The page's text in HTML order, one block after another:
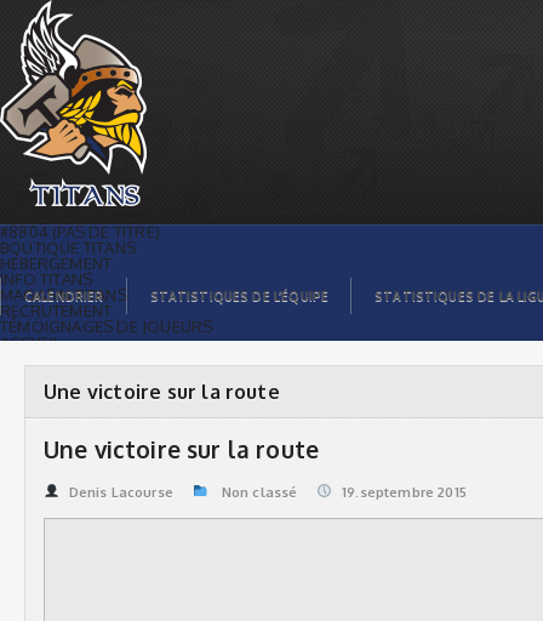
Une victoire sur la route | Titans de
témiscaming
#8804 (PAS DE TITRE)
BOUTIQUE TITANS
HÉBERGEMENT
INFO TITANS
MAGASIN TITANS
RECRUTEMENT
TÉMOIGNAGES DE JOUEURS
ACCUEIL
GALERIE PHOTOS
STATISTIQUES
ORGANISATION
CALENDRIER
COMMANDITAIRES
STATISTIQUES DE LA LIGUE
CALENDRIER STATISTIQUES DE L’ÉQUIPE STATISTIQUES DE LA
Une victoire sur la route
Une victoire sur la route
Denis Lacourse Non classé 19.septembre 2015